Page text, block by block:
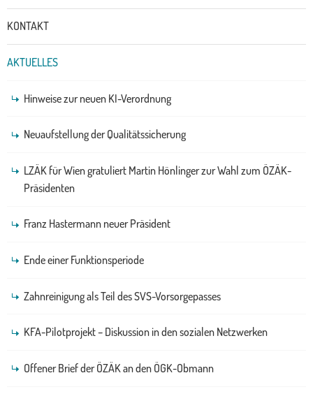
KONTAKT
AKTUELLES
Hinweise zur neuen KI-Verordnung
Neuaufstellung der Qualitätssicherung
LZÄK für Wien gratuliert Martin Hönlinger zur Wahl zum ÖZÄK-
Präsidenten
Franz Hastermann neuer Präsident
Ende einer Funktionsperiode
Zahnreinigung als Teil des SVS-Vorsorgepasses
KFA-Pilotprojekt – Diskussion in den sozialen Netzwerken
Offener Brief der ÖZÄK an den ÖGK-Obmann